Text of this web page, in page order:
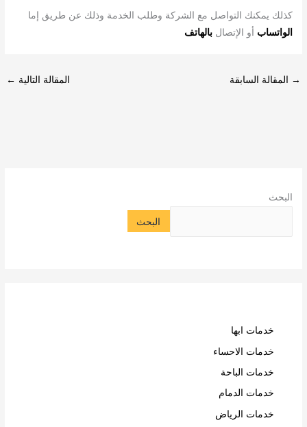
كذلك يمكنك التواصل مع الشركة وطلب الخدمة وذلك عن طريق إما
الواتساب أو الإتصالبالهاتف
→ المقالة السابقة المقالة التالية ←
البحث
البحث
خدمات ابها
خدمات الاحساء
خدمات الباحة
خدمات الدمام
خدمات الرياض